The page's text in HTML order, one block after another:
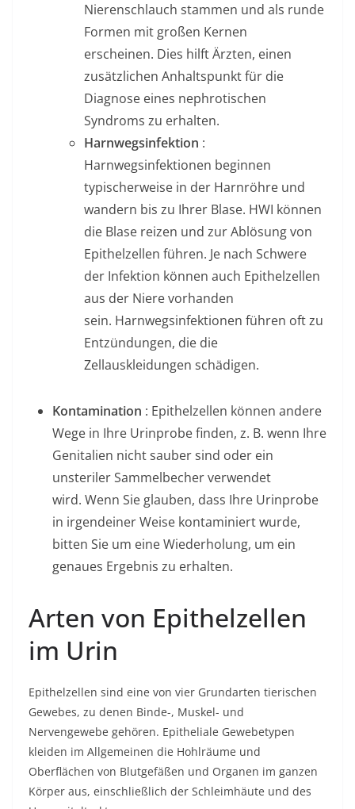
Nierenschlauch stammen und als runde
Formen mit großen Kernen
erscheinen. Dies hilft Ärzten, einen
zusätzlichen Anhaltspunkt für die
Diagnose eines nephrotischen
Syndroms zu erhalten.
Harnwegsinfektion :
Harnwegsinfektionen beginnen
typischerweise in der Harnröhre und
wandern bis zu Ihrer Blase. HWI können
die Blase reizen und zur Ablösung von
Epithelzellen führen. Je nach Schwere
der Infektion können auch Epithelzellen
aus der Niere vorhanden
sein. Harnwegsinfektionen führen oft zu
Entzündungen, die die
Zellauskleidungen schädigen.
Kontamination : Epithelzellen können andere
Wege in Ihre Urinprobe finden, z. B. wenn Ihre
Genitalien nicht sauber sind oder ein
unsteriler Sammelbecher verwendet
wird. Wenn Sie glauben, dass Ihre Urinprobe
in irgendeiner Weise kontaminiert wurde,
bitten Sie um eine Wiederholung, um ein
genaues Ergebnis zu erhalten.
Arten von Epithelzellen
im Urin
Epithelzellen sind eine von vier Grundarten tierischen
Gewebes, zu denen Binde-, Muskel- und
Nervengewebe gehören. Epitheliale Gewebetypen
kleiden im Allgemeinen die Hohlräume und
Oberflächen von Blutgefäßen und Organen im ganzen
Körper aus, einschließlich der Schleimhäute und des